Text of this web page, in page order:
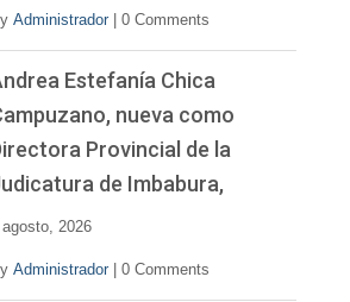
Administrador 0 Comments
Estefanía Chica
nueva como
Provincial de la
de Imbabura,
2026
Administrador 0 Comments